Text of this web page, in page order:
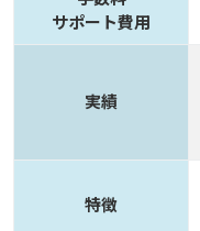
サポート費用
実績
特徴